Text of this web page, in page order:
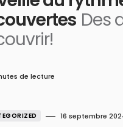
Des
de lecture
16 septembre